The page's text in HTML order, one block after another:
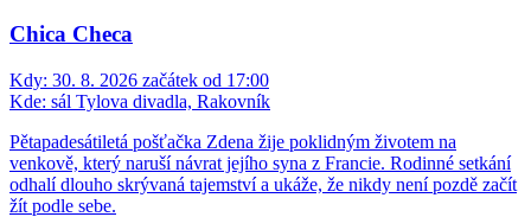
Chica Checa
Kdy: 30. 8. 2026 začátek od 17:00
Kde: sál Tylova divadla, Rakovník
Pětapadesátiletá pošťačka Zdena žije poklidným životem na
venkově, který naruší návrat jejího syna z Francie. Rodinné setkání
odhalí dlouho skrývaná tajemství a ukáže, že nikdy není pozdě začít
žít podle sebe.